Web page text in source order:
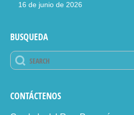
16 de junio de 2026
BUSQUEDA
CONTÁCTENOS